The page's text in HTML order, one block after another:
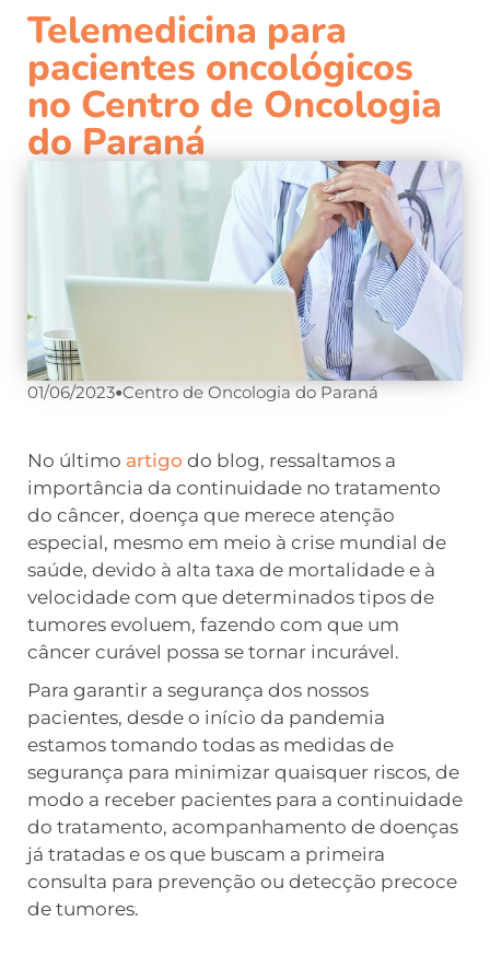
Telemedicina para
pacientes oncológicos
no Centro de Oncologia
do Paraná
01/06/2023•Centro de Oncologia do Paraná
No último artigo do blog, ressaltamos a
importância da continuidade no tratamento
do câncer, doença que merece atenção
especial, mesmo em meio à crise mundial de
saúde, devido à alta taxa de mortalidade e à
velocidade com que determinados tipos de
tumores evoluem, fazendo com que um
câncer curável possa se tornar incurável.
Para garantir a segurança dos nossos
pacientes, desde o início da pandemia
estamos tomando todas as medidas de
segurança para minimizar quaisquer riscos, de
modo a receber pacientes para a continuidade
do tratamento, acompanhamento de doenças
já tratadas e os que buscam a primeira
consulta para prevenção ou detecção precoce
de tumores.